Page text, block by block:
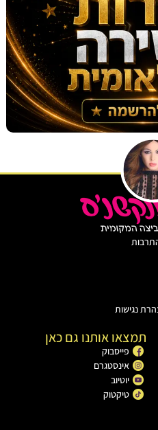
אותנו גם כאן
פייסבוק
אינסטגרם
יוטיוב
טיקטוק